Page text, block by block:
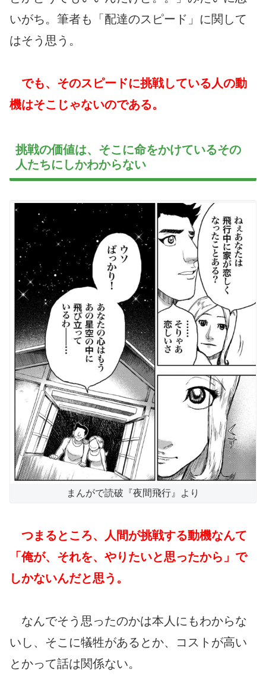
いがち。筆者も「配達のスピード」に関して
はそう思う。
でも、そのスピードに挑戦している人の動
機はそこじゃないのである。
挑戦の価値は、そこに命をかけているその
人たちにしかわからない
まんがで読破『夜間飛行』より
つまるところ、人間が挑戦する動機なんて
「俺が、それを、やりたいと思ったから」で
しかないんだと思う。
なんでそう思ったのかは本人にもわからな
いし、そこに犠牲があるとか、コストが高い
とかって話は関係ない。